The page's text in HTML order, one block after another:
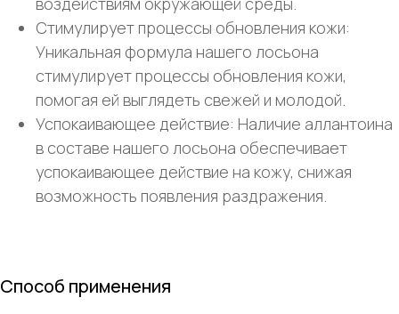
Стимулирует процессы обновления кожи:
Уникальная формула нашего лосьона
стимулирует процессы обновления кожи,
помогая ей выглядеть свежей и молодой.
Успокаивающее действие: Наличие аллантоина
в составе нашего лосьона обеспечивает
успокаивающее действие на кожу, снижая
возможность появления раздражения.
Способ применения